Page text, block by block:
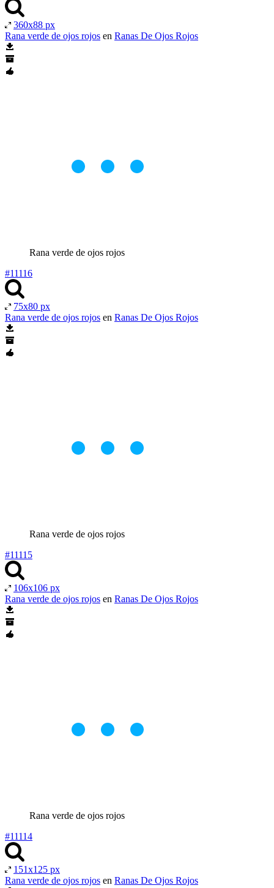
360x88 px
Rana verde de ojos rojos en Ranas De Ojos Rojos
Rana verde de ojos rojos
#11116
75x80 px
Rana verde de ojos rojos en Ranas De Ojos Rojos
Rana verde de ojos rojos
#11115
106x106 px
Rana verde de ojos rojos en Ranas De Ojos Rojos
Rana verde de ojos rojos
#11114
151x125 px
Rana verde de ojos rojos en Ranas De Ojos Rojos